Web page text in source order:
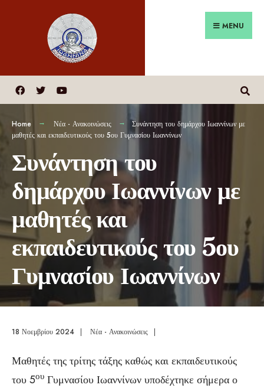
MENU
Home Νέα - Ανακοινώσεις
Συνάντηση του δημάρχου Ιωαννίνων με
μαθητές και εκπαιδευτικούς του 5ου Γυμνασίου Ιωαννίνων
Συνάντηση του
δημάρχου Ιωαννίνων με
μαθητές και
εκπαιδευτικούς του 5ου
Γυμνασίου Ιωαννίνων
18 Νοεμβρίου 2024 | Νέα - Ανακοινώσεις |
Μαθητές της τρίτης τάξης καθώς και εκπαιδευτικούς
του 5ου Γυμνασίου Ιωαννίνων υποδέχτηκε σήμερα ο